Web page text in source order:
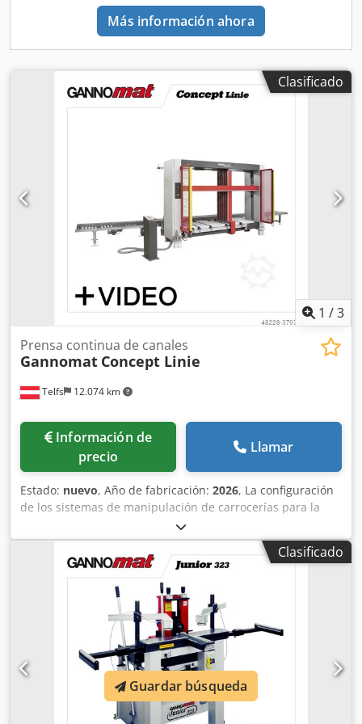
automática. • Funcionamiento sencillo mediante 6 botones
separados para 8 secuencias de movimiento.
Más información ahora
Clasificado
1 /3
Telfs 12.074 km
Prensa continua de canales
Gannomat Concept Linie
Información de
precio
Llamar
Estado: nuevo, Año de fabricación: 2026, La configuración
de los sistemas de manipulación de carrocerías para la
creación de una línea de montaje de carrocerías manual,
semiautomática o totalmente automática se realiza
siempre según los requisitos del cliente. Crjdpfx Ajdx R D
Dsn Eof Estaremos encantados de explicarle en una
conversación personal cómo las líneas de montaje de
carrocerías pueden facilitar su trabajo, reducir los tiempos
de preparación y aumentar la capacidad de producción.
Clasificado
Guardar búsqueda